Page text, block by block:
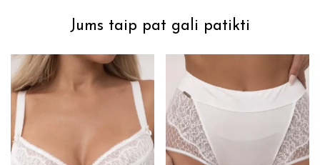
Jums taip pat gali patikti